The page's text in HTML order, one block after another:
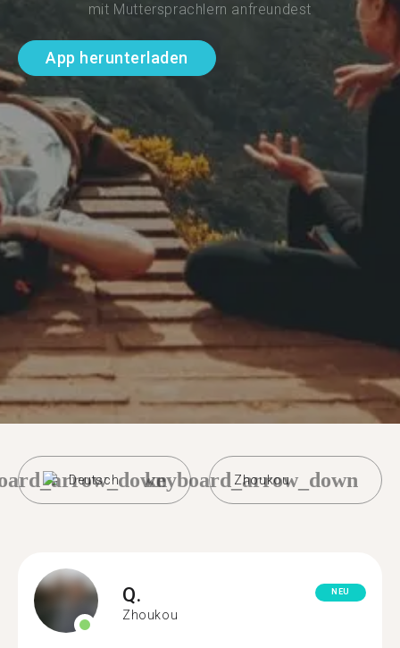
mit Muttersprachlern anfreundest
App herunterladen
Deutsch Zhoukou
keyboard_arrow_down
Q.
Zhoukou
NEU